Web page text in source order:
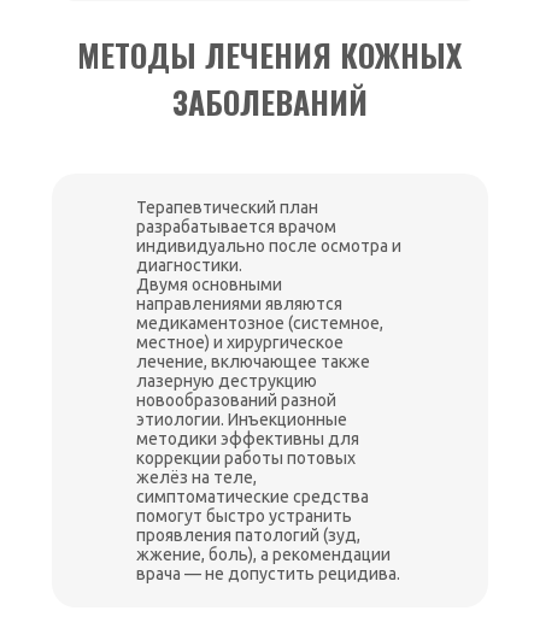
МЕТОДЫ ЛЕЧЕНИЯ КОЖНЫХ
ЗАБОЛЕВАНИЙ
Терапевтический план
разрабатывается врачом
индивидуально после осмотра и
диагностики.
Двумя основными
направлениями являются
медикаментозное (системное,
местное) и хирургическое
лечение, включающее также
лазерную деструкцию
новообразований разной
этиологии. Инъекционные
методики эффективны для
коррекции работы потовых
желёз на теле,
симптоматические средства
помогут быстро устранить
проявления патологий (зуд,
жжение, боль), а рекомендации
врача — не допустить рецидива.